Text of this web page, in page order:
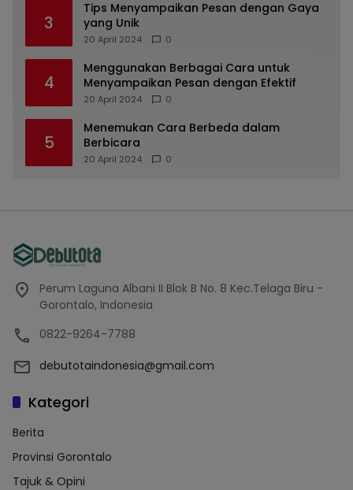
3
Tips Menyampaikan Pesan dengan Gaya
yang Unik
20 April 2024 0
4
Menggunakan Berbagai Cara untuk
Menyampaikan Pesan dengan Efektif
20 April 2024 0
5
Menemukan Cara Berbeda dalam
Berbicara
20 April 2024 0
Perum Laguna Albani II Blok B No. 8 Kec.Telaga Biru -
Gorontalo, Indonesia
0822-9264-7788
debutotaindonesia@gmail.com
Kategori
Berita
Provinsi Gorontalo
Tajuk & Opini